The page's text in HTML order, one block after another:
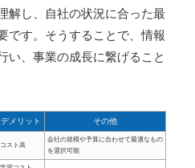
解し、自社の状況に合った最
です。そうすることで、情報
い、事業の成長に繋げること
デメリット その他
コスト高
会社の規模や予算に合わせて最適なもの
を選択可能